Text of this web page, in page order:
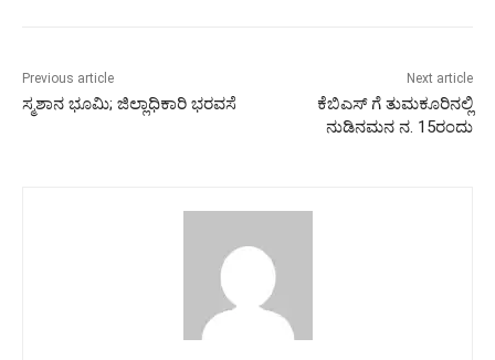
Previous article
ಸ್ಮಶಾನ ಭೂಮಿ; ಜಿಲ್ಲಾಧಿಕಾರಿ ಭರವಸೆ
Next article
ಕೆಬಿಎಸ್ ಗೆ ತುಮಕೂರಿನಲ್ಲಿ
ನುಡಿನಮನ ನ. 15ರಂದು